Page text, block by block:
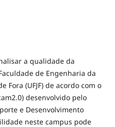
a qualidade da
de Engenharia da
Fora (UFJF) de acordo com o
desenvolvido pelo
e Desenvolvimento
neste campus pode